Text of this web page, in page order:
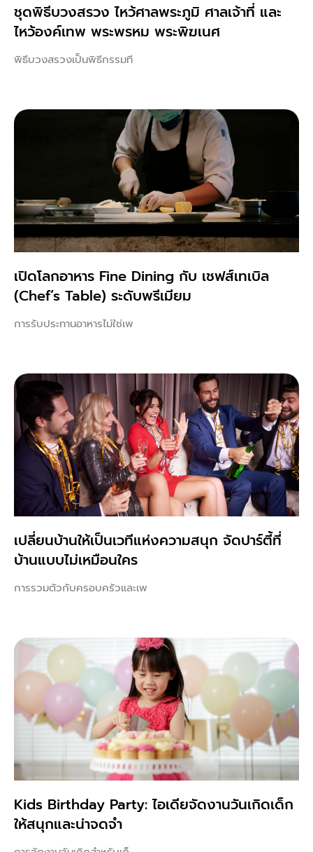
ชุดพิธีบวงสรวง ไหว้ศาลพระภูมิ ศาลเจ้าที่ และ
ไหว้องค์เทพ พระพรหม พระพิฆเนศ
พิธีบวงสรวงเป็นพิธีกรรมที
เปิดโลกอาหาร Fine Dining กับ เชฟส์เทเบิล
(Chef’s Table) ระดับพรีเมียม
การรับประทานอาหารไม่ใช่เพ
เปลี่ยนบ้านให้เป็นเวทีแห่งความสนุก จัดปาร์ตี้ที่
บ้านแบบไม่เหมือนใคร
การรวมตัวกับครอบครัวและเพ
Kids Birthday Party: ไอเดียจัดงานวันเกิดเด็ก
ให้สนุกและน่าจดจำ